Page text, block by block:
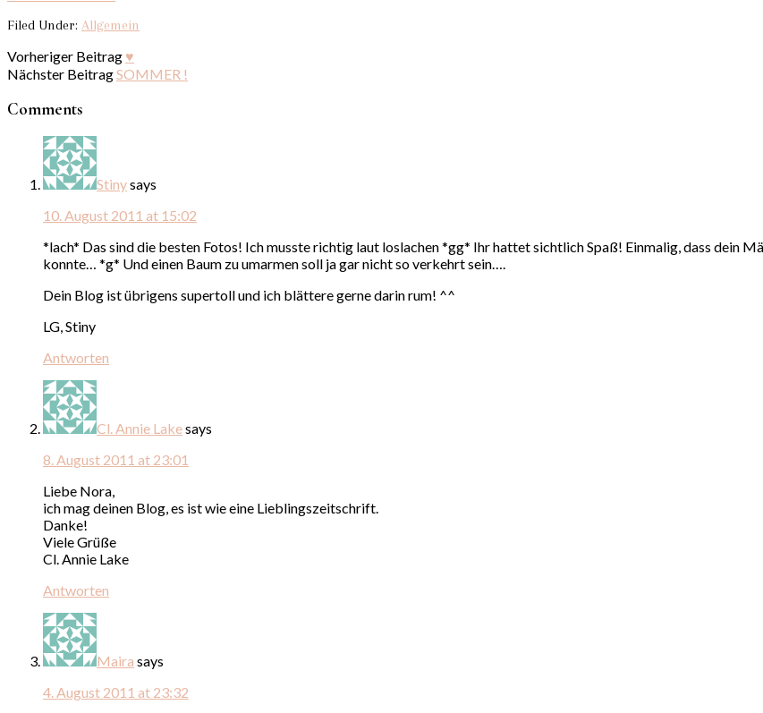
Filed Under: Allgemein
Vorheriger Beitrag ♥
Nächster BeitragSOMMER !
Comments
Stinysays
10. August 2011 at 15:02
*lach* Das sind die besten Fotos! Ich musste richtig laut loslachen *gg* Ihr hattet sichtlich Spaß! Einmalig, dass dein
konnte… *g* Und einen Baum zu umarmen soll ja gar nicht so verkehrt sein….
Dein Blog ist übrigens supertoll und ich blättere gerne darin rum! ^^
LG, Stiny
Antworten
Cl. Annie Lakesays
8. August 2011 at 23:01
Liebe Nora,
ich mag deinen Blog, es ist wie eine Lieblingszeitschrift.
Danke!
Viele Grüße
Cl. Annie Lake
Antworten
Maira says
4. August 2011 at 23:32